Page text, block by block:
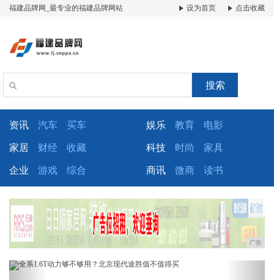
福建品牌网_最专业的福建品牌网站 设为首页 点击收藏
搜索
资讯 汽车 买车 娱乐 教育 电影
家居 财经 收藏 科技 时尚 家具
企业 游戏 综合 商讯 微商 读书
广告
Previous